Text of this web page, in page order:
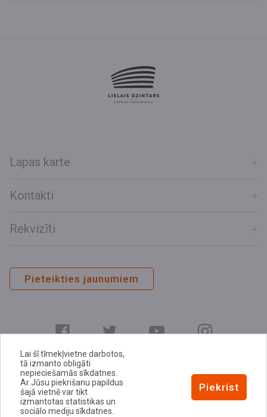
Lapas karte
Kontakti
Rekvizīti
Pieteikties jaunumiem
E-adrese
Privātuma politika
Lai šī tīmekļvietne darbotos,
tā izmanto obligāti
nepieciešamās sīkdatnes.
Ar Jūsu piekrišanu papildus
šajā vietnē var tikt
izmantotas statistikas un
sociālo mediju sīkdatnes.
Piekrist